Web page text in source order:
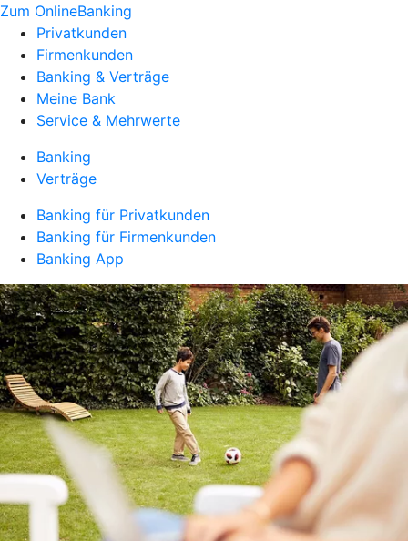
Zum OnlineBanking
Privatkunden
Firmenkunden
Banking & Verträge
Meine Bank
Service & Mehrwerte
Banking
Verträge
Banking für Privatkunden
Banking für Firmenkunden
Banking App